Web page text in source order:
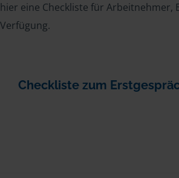
hier eine Checkliste für Arbeitnehmer,
Verfügung.
Checkliste zum